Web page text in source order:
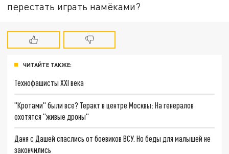
перестать играть намёками?
ЧИТАЙТЕ ТАКЖЕ:
Технофашисты XXI века
"Кротами" были все? Теракт в центре Москвы: На генералов
охотятся "живые дроны"
Даня с Дашей спаслись от боевиков ВСУ. Но беды для малышей не
закончились